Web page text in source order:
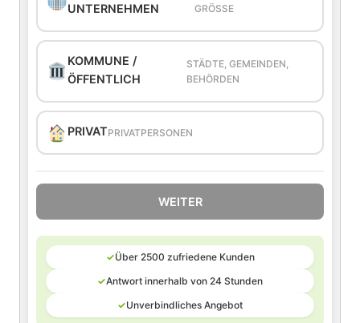
UNTERNEHMEN
GRÖSSE
KOMMUNE /
ÖFFENTLICH
STÄDTE, GEMEINDEN,
BEHÖRDEN
PRIVATPRIVATPERSONEN
WEITER
✓Über 2500 zufriedene Kunden
✓Antwort innerhalb von 24 Stunden
✓Unverbindliches Angebot